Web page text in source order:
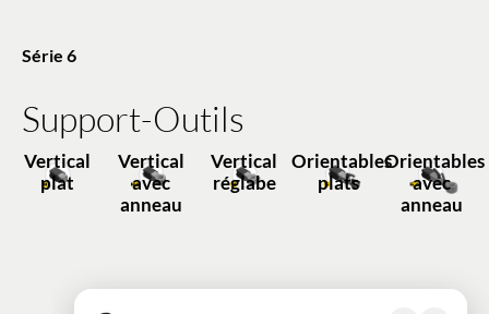
Série 6
Support-Outils
Vertical
plat
Vertical
avec
anneau
Vertical
réglabe
Orientables
plats
Orientables
avec
anneau